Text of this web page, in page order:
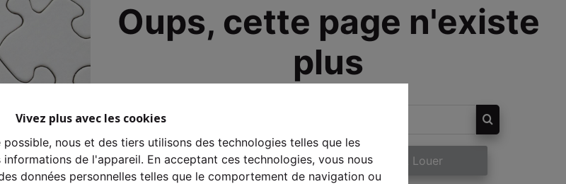
Vivez plus avec les cookies
nous et des tiers utilisons des technologies telles que les
de l'appareil. En acceptant ces technologies, vous nous
données personnelles telles que le comportement de navigation ou
Oups, cette page n'existe
plus
À Vendre À Louer